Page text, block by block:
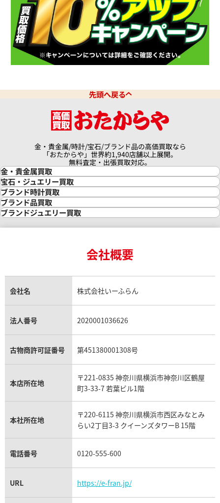
先頭へ戻る
金・貴金属/時計/宝石/ブランド品の高価買取なら
「おたからや」世界約1,940店舗以上展開。
無料査定・出張買取対応。
金・貴金属買取
金買取
金の相場価格情報
金の参考買取価格一覧
インゴット買取
インゴットの相場価格情報
24金買取
金貨買取
貴金属買取
銀・シルバー買取
パラジウム買取
宝石・ジュエリー買取
宝石・ジュエリー買取
ダイヤモンド買取
ダイヤモンド・宝石の参考価格一覧
リング・結婚指輪買取
エメラルド買取
トパーズ買取
タンザナイト買取
キャッツアイ買取
アクアマリン買取
ブランド時計買取
時計買取
ロレックス買取
ロレックス デイトナ買取
ロレックス サブマリーナー買取
ロレックス エクスプローラー買取
ロレックス デイトジャスト買取
パテック フィリップノーチラス買取
ヴァシュロン・コンスタンタン買取
オメガ買取
カルティエ買取
フランク ミュラー買取
リシャール・ミル買取
パネライ買取
チューダー（チュードル）買取
ブランド品買取
ブランド買取
シャネル マトラッセ買取
セリーヌ買取
プラダ買取
ブランドジュエリー買取
ヴァンクリーフ＆アーペル買取
ショーメ買取
ダミアーニ買取
モーブッサン買取
会社概要
会社名 株式会社いーふらん
法人番号 2020001036626
古物商許可証番号 第451380001308号
本店所在地
〒221-0835 神奈川県横浜市神奈川区鶴屋
町3-33-7 若葉ビル1階
本社所在地
〒220-6115 神奈川県横浜市西区みなとみ
らい2丁目3-3 クイーンズタワーB 15階
電話番号 0120-555-600
URL https://e-fran.jp/